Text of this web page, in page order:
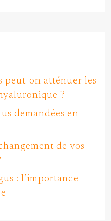
peut-on atténuer les
?
demandées en
de vos
: l’importance